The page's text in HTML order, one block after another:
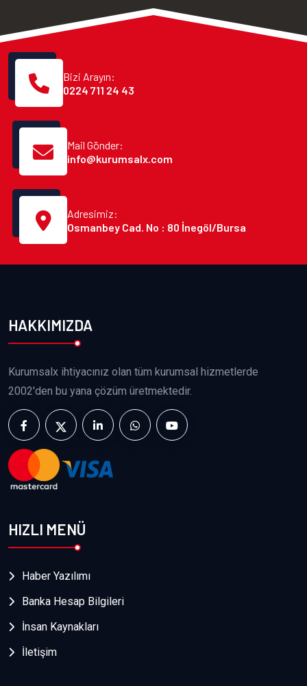
Bizi Arayın:
0224 711 24 43
Mail Gönder:
info@kurumsalx.com
Adresimiz:
Osmanbey Cad. No : 80 İnegöl/Bursa
HAKKIMIZDA
Kurumsalx ihtiyacınız olan tüm kurumsal hizmetlerde
2002'den bu yana çözüm üretmektedir.
HIZLI MENÜ
Haber Yazılımı
Banka Hesap Bilgileri
İnsan Kaynakları
İletişim